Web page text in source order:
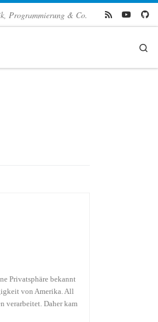
Programmierung & Co.
Privatsphäre bekannt
von Amerika. All
verarbeitet. Daher kam